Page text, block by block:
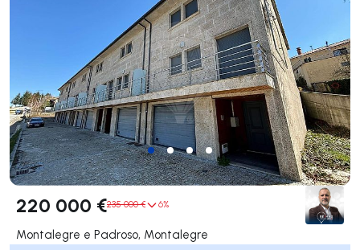
220 000 €235 000 € 6%
Montalegre e Padroso, Montalegre